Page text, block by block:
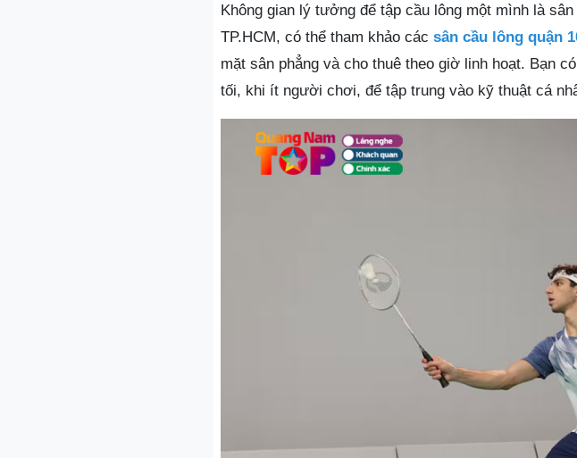
Không gian lý tưởng để tập cầu lông một mình là
TP.HCM, có thể tham khảo các sân cầu lông quận
mặt sân phẳng và cho thuê theo giờ linh hoạt. Bạn
tối, khi ít người chơi, để tập trung vào kỹ thuật cá